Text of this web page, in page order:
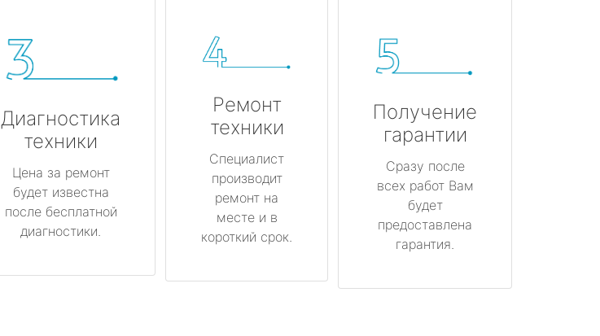
Диагностика
техники
Цена за ремонт
будет известна
после бесплатной
диагностики.
Ремонт
техники
Специалист
производит
ремонт на
месте и в
короткий срок.
Получение
гарантии
Сразу после
всех работ Вам
будет
предоставлена
гарантия.